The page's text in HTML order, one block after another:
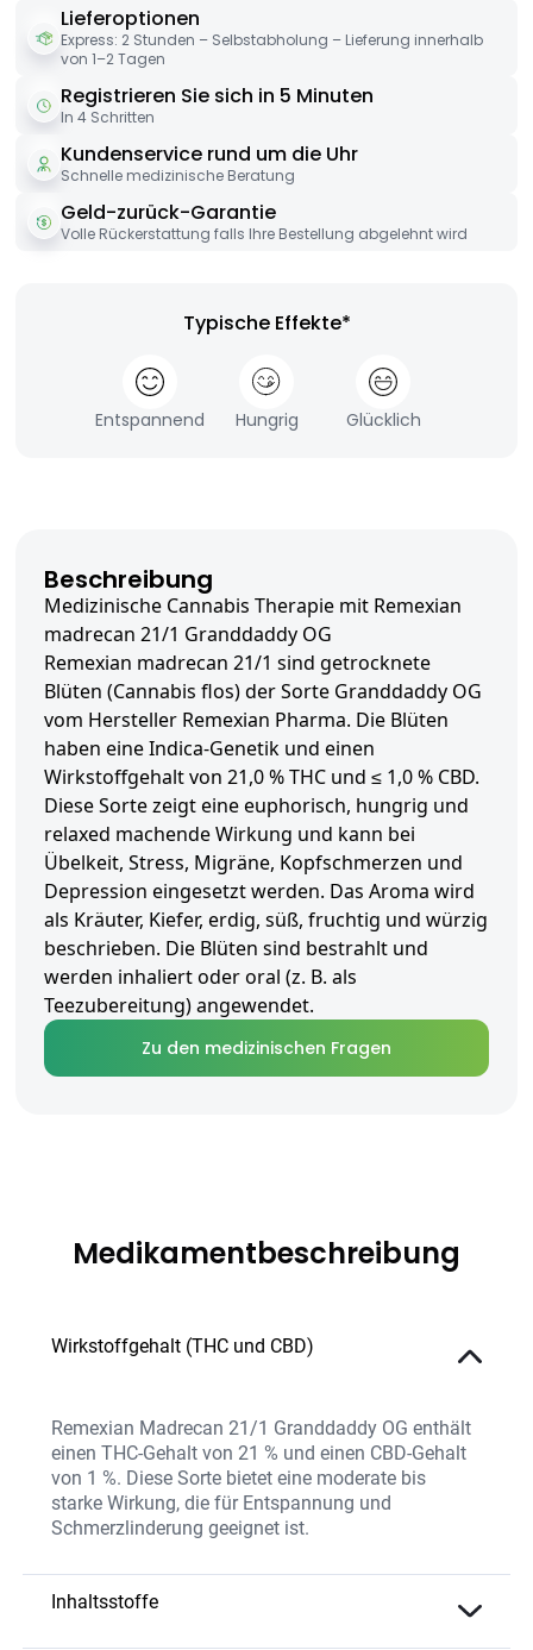
Lieferoptionen
Express: 2 Stunden – Selbstabholung – Lieferung innerhalb
von 1–2 Tagen
Registrieren Sie sich in 5 Minuten
In 4 Schritten
Kundenservice rund um die Uhr
Schnelle medizinische Beratung
Geld-zurück-Garantie
Volle Rückerstattung falls Ihre Bestellung abgelehnt wird
Typische Effekte*
Entspannend Hungrig Glücklich
Beschreibung
Medizinische Cannabis Therapie mit Remexian
madrecan 21/1 Granddaddy OG
Remexian madrecan 21/1 sind getrocknete
Blüten (Cannabis flos) der Sorte Granddaddy OG
vom Hersteller Remexian Pharma. Die Blüten
haben eine Indica-Genetik und einen
Wirkstoffgehalt von 21,0 % THC und ≤ 1,0 % CBD.
Diese Sorte zeigt eine euphorisch, hungrig und
relaxed machende Wirkung und kann bei
Übelkeit, Stress, Migräne, Kopfschmerzen und
Depression eingesetzt werden. Das Aroma wird
als Kräuter, Kiefer, erdig, süß, fruchtig und würzig
beschrieben. Die Blüten sind bestrahlt und
werden inhaliert oder oral (z. B. als
Teezubereitung) angewendet.
Zu den medizinischen Fragen
Medikamentbeschreibung
Wirkstoffgehalt (THC und CBD)
Remexian Madrecan 21/1 Granddaddy OG enthält
einen THC-Gehalt von 21 % und einen CBD-Gehalt
von 1 %. Diese Sorte bietet eine moderate bis
starke Wirkung, die für Entspannung und
Schmerzlinderung geeignet ist.
Inhaltsstoffe